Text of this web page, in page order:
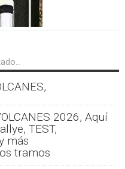
2026, Aquí
TEST,
más
tramos